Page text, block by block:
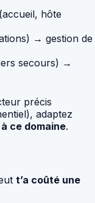
(accueil, hôte
→ gestion de
secours) →
précis
adaptez
ce domaine.
t’a coûté une